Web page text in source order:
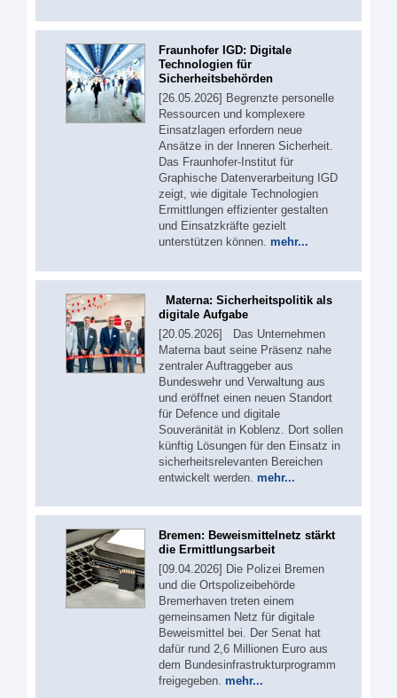
Fraunhofer IGD: Digitale
Technologien für
Sicherheitsbehörden
[26.05.2026] Begrenzte personelle
Ressourcen und komplexere
Einsatzlagen erfordern neue
Ansätze in der Inneren Sicherheit.
Das Fraunhofer-Institut für
Graphische Datenverarbeitung IGD
zeigt, wie digitale Technologien
Ermittlungen effizienter gestalten
und Einsatzkräfte gezielt
unterstützen können. mehr...
Materna: Sicherheitspolitik als
digitale Aufgabe
[20.05.2026] Das Unternehmen
Materna baut seine Präsenz nahe
zentraler Auftraggeber aus
Bundeswehr und Verwaltung aus
und eröffnet einen neuen Standort
für Defence und digitale
Souveränität in Koblenz. Dort sollen
künftig Lösungen für den Einsatz in
sicherheitsrelevanten Bereichen
entwickelt werden. mehr...
Bremen: Beweismittelnetz stärkt
die Ermittlungsarbeit
[09.04.2026] Die Polizei Bremen
und die Ortspolizeibehörde
Bremerhaven treten einem
gemeinsamen Netz für digitale
Beweismittel bei. Der Senat hat
dafür rund 2,6 Millionen Euro aus
dem Bundesinfrastrukturprogramm
freigegeben. mehr...